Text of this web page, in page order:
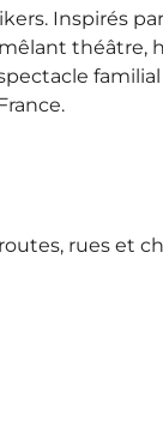
Inspirés par
théâtre,
rues et